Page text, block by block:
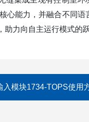
心能力，并融合不同语
助力向自主运行模式的
入模块1734-TOPS使用